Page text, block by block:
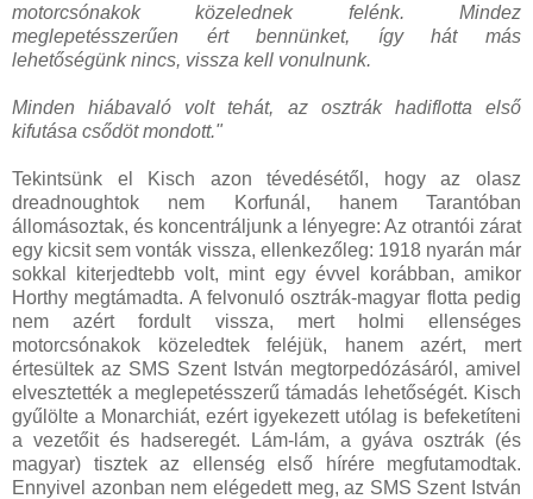
motorcsónakok közelednek felénk. Mindez
meglepetésszerűen ért bennünket, így hát más
lehetőségünk nincs, vissza kell vonulnunk.
Minden hiábavaló volt tehát, az osztrák hadiflotta első
kifutása csődöt mondott."
Tekintsünk el Kisch azon tévedésétől, hogy az olasz
dreadnoughtok nem Korfunál, hanem Tarantóban
állomásoztak, és koncentráljunk a lényegre: Az otrantói zárat
egy kicsit sem vonták vissza, ellenkezőleg: 1918 nyarán már
sokkal kiterjedtebb volt, mint egy évvel korábban, amikor
Horthy megtámadta. A felvonuló osztrák-magyar flotta pedig
nem azért fordult vissza, mert holmi ellenséges
motorcsónakok közeledtek feléjük, hanem azért, mert
értesültek az SMS Szent István megtorpedózásáról, amivel
elvesztették a meglepetésszerű támadás lehetőségét. Kisch
gyűlölte a Monarchiát, ezért igyekezett utólag is befeketíteni
a vezetőit és hadseregét. Lám-lám, a gyáva osztrák (és
magyar) tisztek az ellenség első hírére megfutamodtak.
Ennyivel azonban nem elégedett meg, az SMS Szent István